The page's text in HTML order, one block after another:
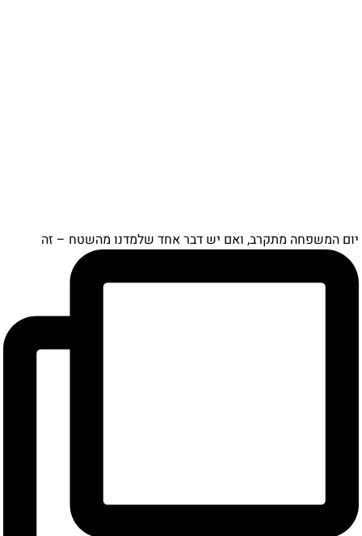
המשפחה מתקרב, ואם יש דבר אחד שלמדנו מהשטח – זה